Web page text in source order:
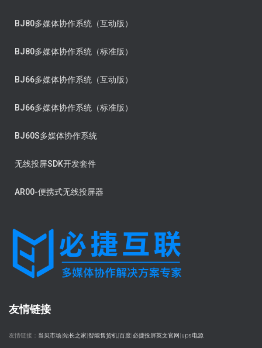
BJ80多媒体协作系统（互动版）
BJ80多媒体协作系统（标准版）
BJ66多媒体协作系统（互动版）
BJ66多媒体协作系统（标准版）
BJ60S多媒体协作系统
无线投屏SDK开发套件
AR00-便携式无线投屏器
友情链接
友情链接： 当贝市场 站长之家 智能售货机 百度 必捷投屏英文官网 ups电源